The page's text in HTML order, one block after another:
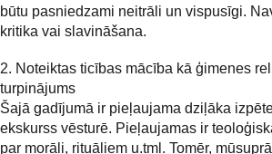
būtu pasniedzami neitrāli un vispusīgi.
kritika vai slavināšana.
2. Noteiktas ticības mācība kā ģimenes
turpinājums
Šajā gadījumā ir pieļaujama dziļāka
ekskurss vēsturē. Pieļaujamas ir
par morāli, rituāliem u.tml. Tomēr,